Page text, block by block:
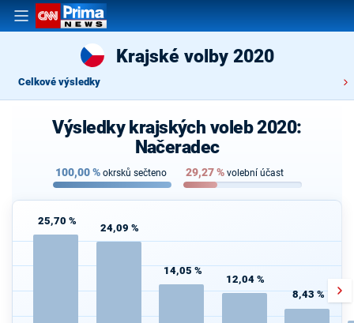
Krajské volby 2020
Celkové výsledky
Výsledky krajských voleb 2020:
Načeradec
100,00% okrsků sečteno 29,27% volební účast
25,70 %
24,09 %
14,05 %
12,04 %
8,43 %